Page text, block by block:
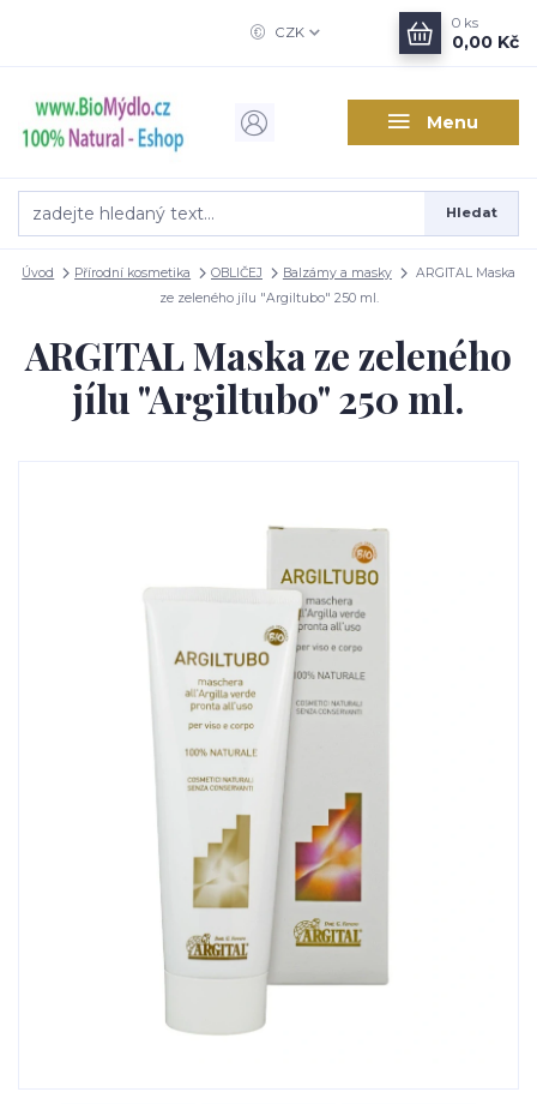
Menu
CZK
Hledat
0 ks
0,00 Kč
Úvod Přírodní kosmetika OBLIČEJ Balzámy a masky
ARGITAL Maska
ze zeleného jílu "Argiltubo" 250 ml.
ARGITAL Maska ze zeleného
jílu "Argiltubo" 250 ml.